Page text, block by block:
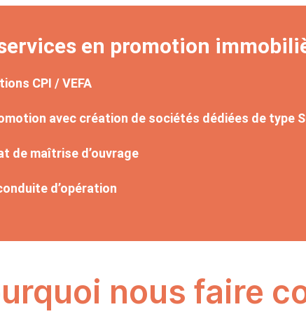
en promotion
CPI / VEFA
avec création de sociétés dédiées de type
de maîtrise d’ouvrage
d’opération
nous faire